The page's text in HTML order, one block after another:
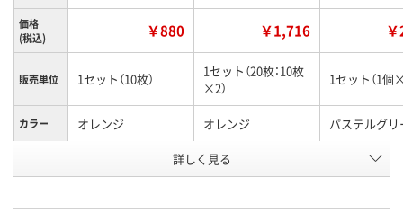
価格
(税込)
￥880 ￥1,716
販売単位 1セット（10枚）
1セット（20枚：10枚
×2）
1セット（1個
カラー オレンジ オレンジ パステルグリ
A822091 AHK9417
詳しく見る